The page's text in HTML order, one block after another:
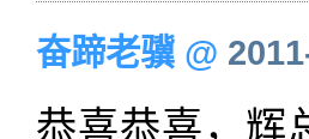
奋蹄老骥 @
恭喜恭喜，辉